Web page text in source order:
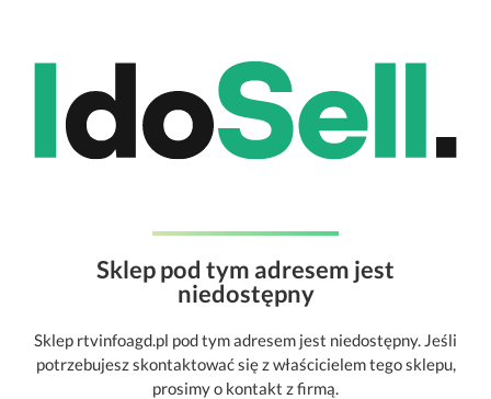
Sklep pod tym adresem jest
niedostępny
Sklep rtvinfoagd.pl pod tym adresem jest niedostępny. Jeśli
potrzebujesz skontaktować się z właścicielem tego sklepu,
prosimy o kontakt z firmą.